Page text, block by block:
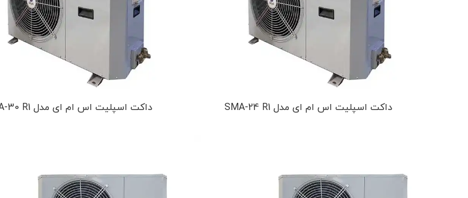
داکت اسپلیت اس ام ای مدل SMA-24 R1 داکت اسپلیت اس ام ای مدل SMA-30 R1